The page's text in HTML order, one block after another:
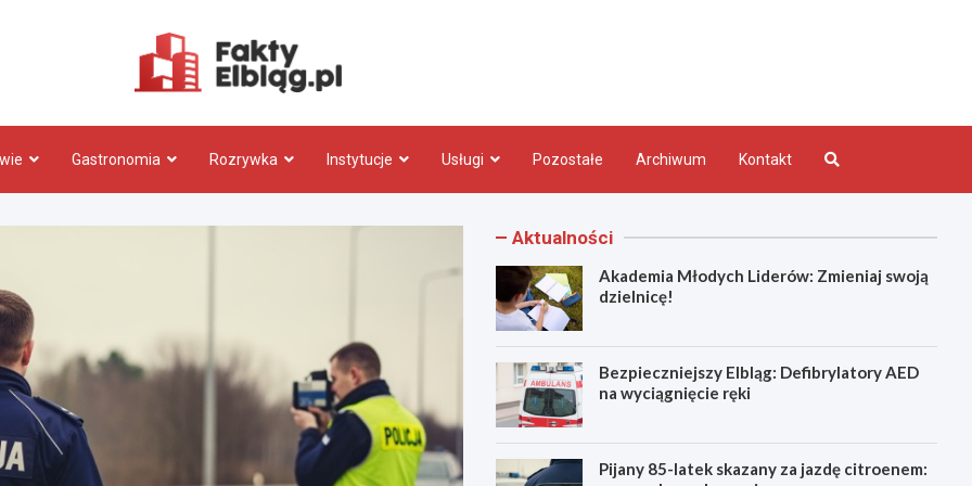
Gastronomia Rozrywka Instytucje Usługi Pozostałe Archiwum Kontakt
Aktualności
Akademia Młodych Liderów: Zmieniaj swoją
dzielnicę!
Bezpieczniejszy Elbląg: Defibrylatory AED
na wyciągnięcie ręki
Pijany 85-latek skazany za jazdę citroenem: